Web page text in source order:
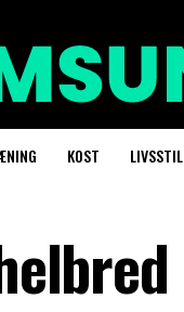
KOST LIVSSTIL